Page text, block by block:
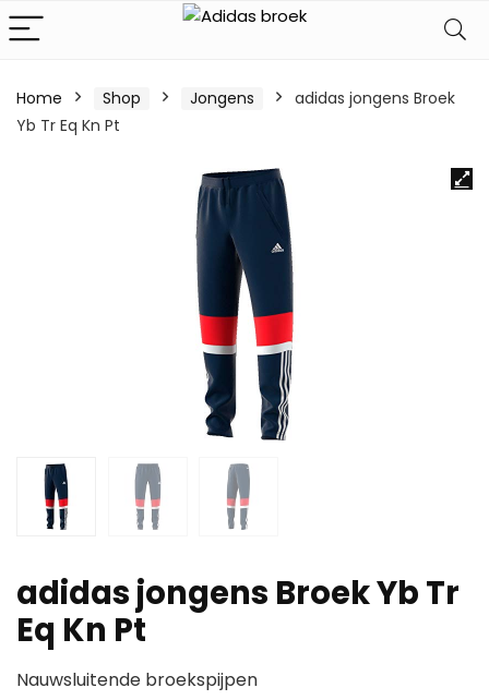
Home Shop Jongens
adidas jongens Broek
Yb Tr Eq Kn Pt
adidas jongens Broek Yb Tr
Eq Kn Pt
Nauwsluitende broekspijpen